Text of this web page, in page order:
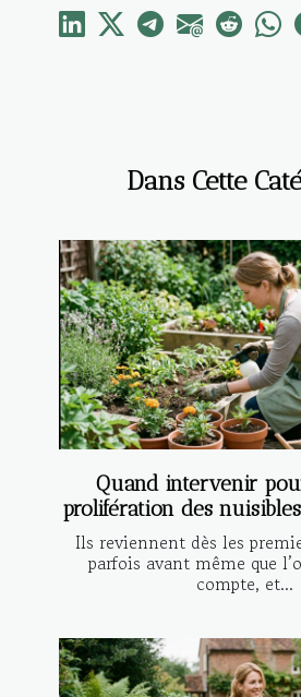
Dans Cette
Quand intervenir
prolifération des
Ils reviennent dès les
parfois avant même que
compte, et...